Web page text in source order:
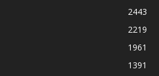
2443
2219
1961
1391